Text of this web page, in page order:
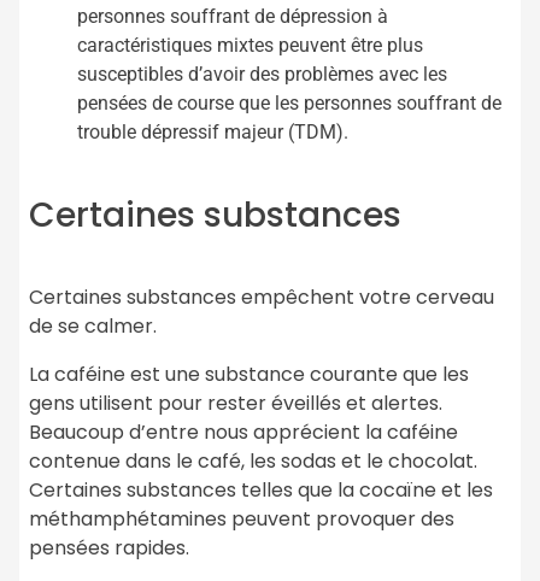
personnes souffrant de dépression à
caractéristiques mixtes peuvent être plus
susceptibles d’avoir des problèmes avec les
pensées de course que les personnes souffrant de
trouble dépressif majeur (TDM).
Certaines substances
Certaines substances empêchent votre cerveau
de se calmer.
La caféine est une substance courante que les
gens utilisent pour rester éveillés et alertes.
Beaucoup d’entre nous apprécient la caféine
contenue dans le café, les sodas et le chocolat.
Certaines substances telles que la cocaïne et les
méthamphétamines peuvent provoquer des
pensées rapides.